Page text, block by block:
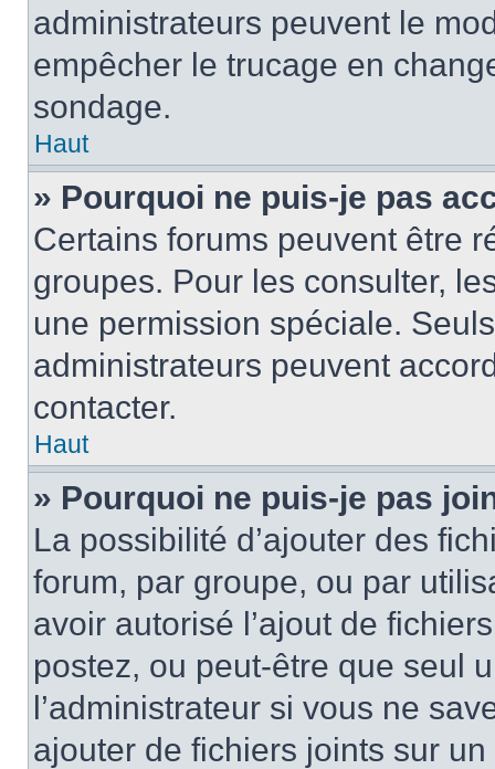
administrateurs peuvent le
empêcher le trucage en
sondage.
Haut
» Pourquoi ne puis-je pas
Certains forums peuvent être
groupes. Pour les consulter,
une permission spéciale.
administrateurs peuvent
contacter.
Haut
» Pourquoi ne puis-je pas
La possibilité d’ajouter des
forum, par groupe, ou par
avoir autorisé l’ajout de
postez, ou peut-être que seul
l’administrateur si vous ne
ajouter de fichiers joints sur un